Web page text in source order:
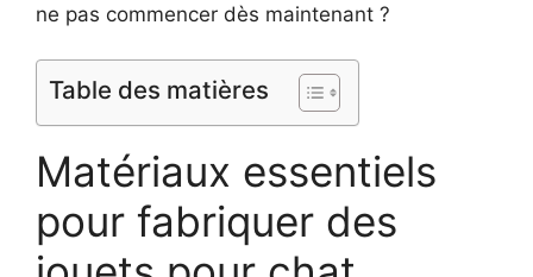
ne pas commencer dès maintenant ?
Table des matières
Matériaux essentiels
pour fabriquer des